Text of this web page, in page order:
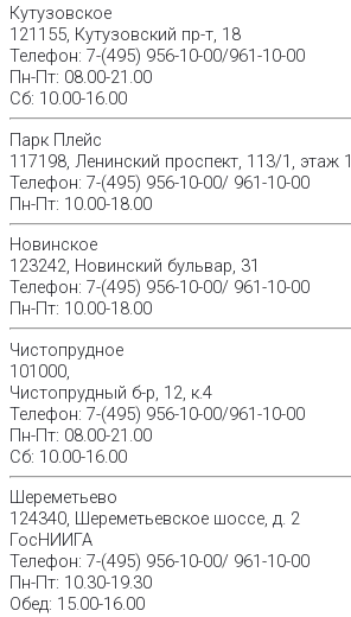
Кутузовское
121155, Кутузовский пр-т, 18
Телефон: 7-(495) 956-10-00/961-10-00
Пн-Пт: 08.00-21.00
Сб: 10.00-16.00
Парк Плейс
117198, Ленинский проспект, 113/1, этаж 1
Телефон: 7-(495) 956-10-00/ 961-10-00
Пн-Пт: 10.00-18.00
Новинское
123242, Новинский бульвар, 31
Телефон: 7-(495) 956-10-00/ 961-10-00
Пн-Пт: 10.00-18.00
Чистопрудное
101000,
Чистопрудный б-р, 12, к.4
Телефон: 7-(495) 956-10-00/961-10-00
Пн-Пт: 08.00-21.00
Сб: 10.00-16.00
Шереметьево
124340, Шереметьевское шоссе, д. 2
ГосНИИГА
Телефон: 7-(495) 956-10-00/ 961-10-00
Пн-Пт: 10.30-19.30
Обед: 15.00-16.00